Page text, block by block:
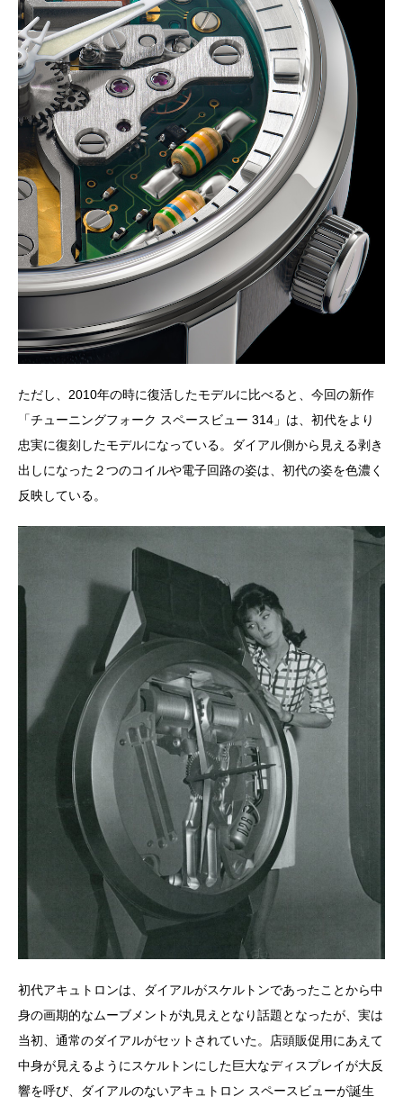
ただし、2010年の時に復活したモデルに比べると、今回の新作
「チューニングフォーク スペースビュー 314」は、初代をより
忠実に復刻したモデルになっている。ダイアル側から見える剥き
出しになった２つのコイルや電子回路の姿は、初代の姿を色濃く
反映している。
初代アキュトロンは、ダイアルがスケルトンであったことから中
身の画期的なムーブメントが丸見えとなり話題となったが、実は
当初、通常のダイアルがセットされていた。店頭販促用にあえて
中身が見えるようにスケルトンにした巨大なディスプレイが大反
響を呼び、ダイアルのないアキュトロン スペースビューが誕生